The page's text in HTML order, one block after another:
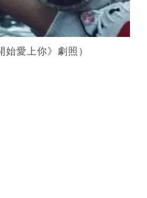
愛上你》劇照）